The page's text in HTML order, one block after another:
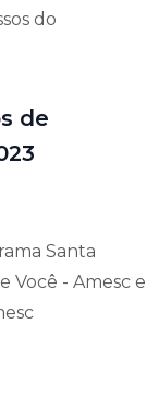
do
de
Santa
Você - Amesc e